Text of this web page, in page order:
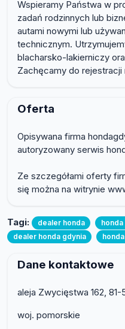
Wspieramy Państwa w
zadań rodzinnych lub
autami nowymi lub
technicznym.
blacharsko-lakierniczy
Zachęcamy do rejestracji
Oferta
Opisywana firma
autoryzowany serwis
Ze szczegółami oferty
się można na witrynie
Tagi: dealer honda
dealer honda gdynia
Dane kontaktowe
aleja Zwycięstwa 162, 81-
woj. pomorskie